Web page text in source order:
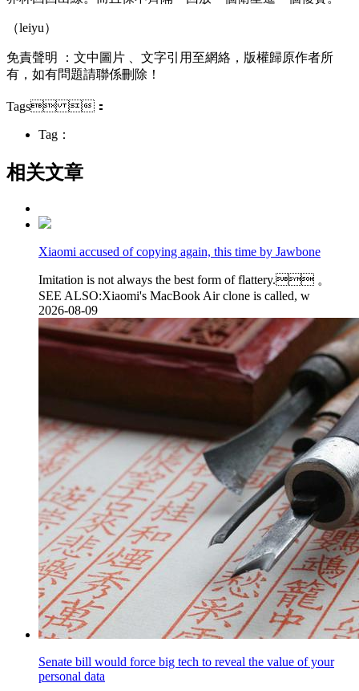
（leiyu）
免責聲明 ：文中圖片 、文字引用至網絡 ，版權歸原作者所
有，如有問題請聯係刪除 ！
Tags ：
Tag：
相关文章
Xiaomi accused of copying again, this time by Jawbone
Imitation is not always the best form of flattery. 。
SEE ALSO:Xiaomi's MacBook Air clone is called, w
2026-08-09
Senate bill would force big tech to reveal the value of your
personal data